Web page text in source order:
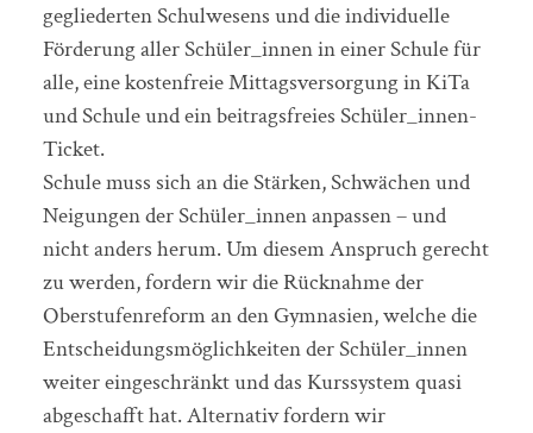
gegliederten Schulwesens und die individuelle
Förderung aller Schüler_innen in einer Schule für
alle, eine kostenfreie Mittagsversorgung in KiTa
und Schule und ein beitragsfreies Schüler_innen-
Ticket.
Schule muss sich an die Stärken, Schwächen und
Neigungen der Schüler_innen anpassen – und
nicht anders herum. Um diesem Anspruch gerecht
zu werden, fordern wir die Rücknahme der
Oberstufenreform an den Gymnasien, welche die
Entscheidungsmöglichkeiten der Schüler_innen
weiter eingeschränkt und das Kurssystem quasi
abgeschafft hat. Alternativ fordern wir